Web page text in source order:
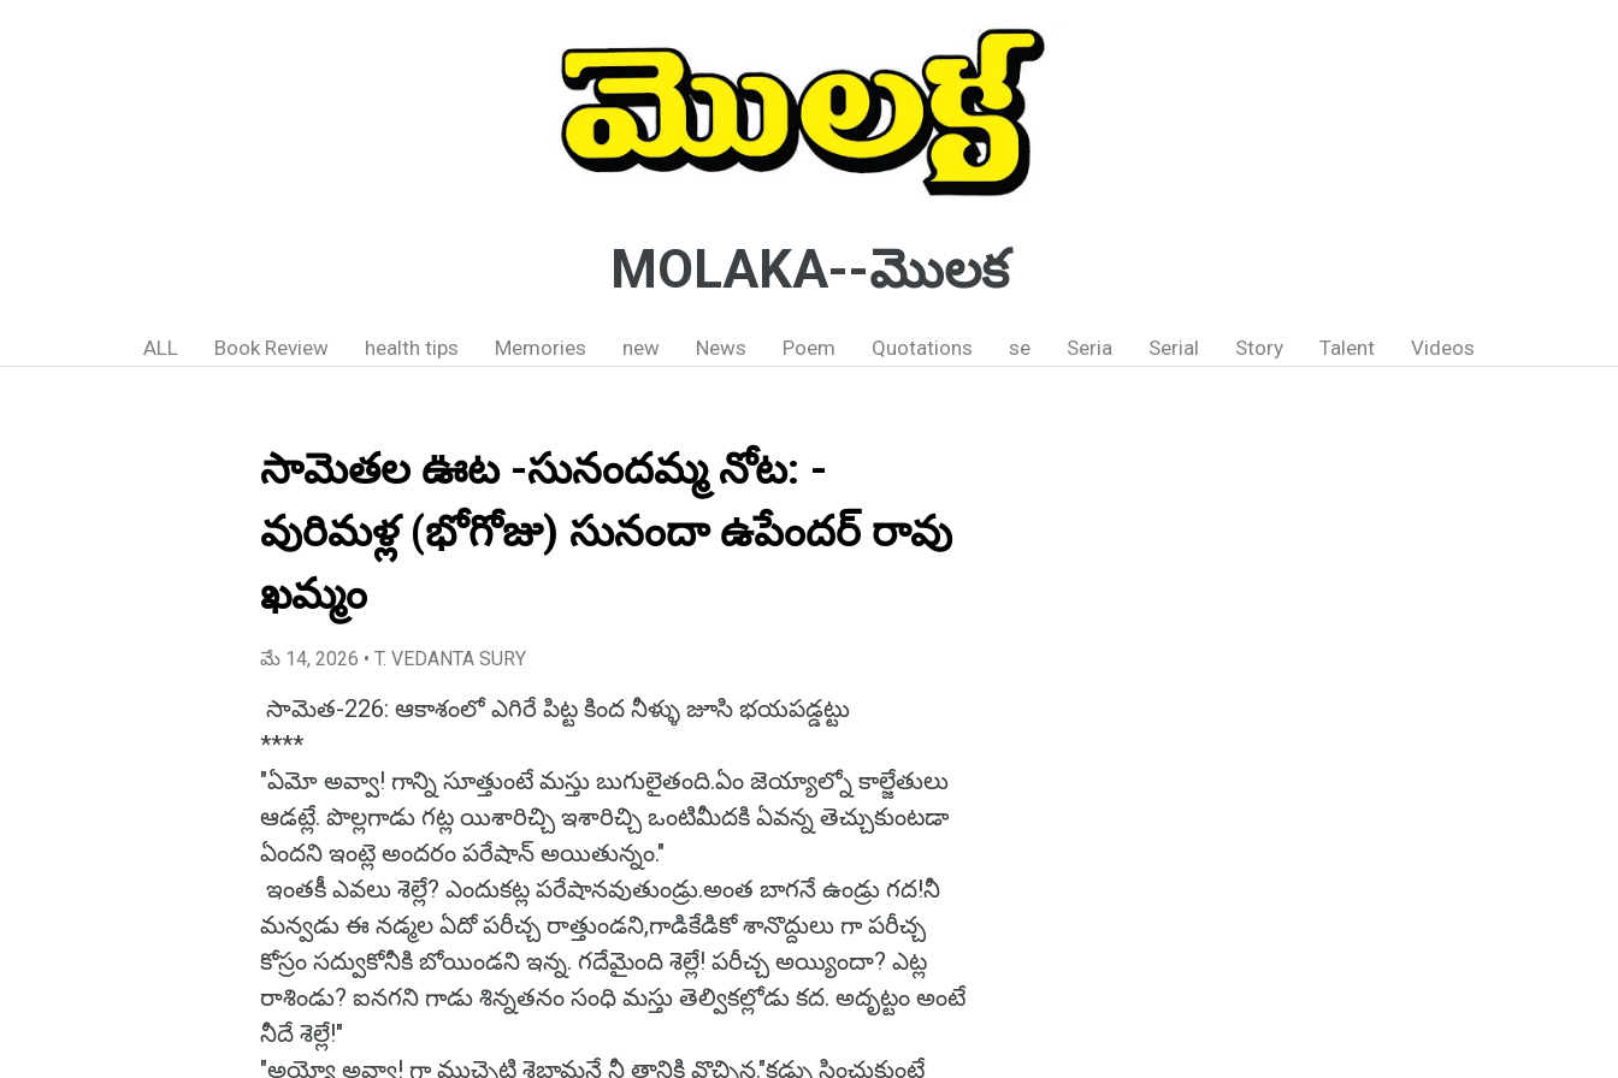
MOLAKA--మొలక
ALL Book Review health tips Memories new News Poem Quotations se Seria Serial Story Talent Videos
సామెతల ఊట -సునందమ్మ నోట: -
వురిమళ్ల (భోగోజు) సునందా ఉపేందర్ రావు
ఖమ్మం
మే 14, 2026 • T. VEDANTA SURY
సామెత-226: ఆకాశంలో ఎగిరే పిట్ట కింద నీళ్ళు జూసి భయపడ్డట్టు
****
"ఏమో అవ్వా! గాన్ని సూత్తుంటే మస్తు బుగులైతంది.ఏం జెయ్యాల్నో కాల్జేతులు
ఆడట్లే. పొల్లగాడు గట్ల యిశారిచ్చి ఇశారిచ్చి ఒంటిమీదకి ఏవన్న తెచ్చుకుంటడా
ఏందని ఇంట్లె అందరం పరేషాన్ అయితున్నం."
ఇంతకీ ఎవలు శెల్లే? ఎందుకట్ల పరేషానవుతుండ్రు.అంత బాగనే ఉండ్రు గద!నీ
మన్వడు ఈ నడ్మల ఏదో పరీచ్చ రాత్తుండని,గాడికేడికో శానొద్దులు గా పరీచ్చ
కోస్రం సద్వుకోనీకి బోయిండని ఇన్న. గదేమైంది శెల్లే! పరీచ్చ అయ్యిందా? ఎట్ల
రాశిండు? ఐనగని గాడు శిన్నతనం సంధి మస్తు తెల్వికల్లోడు కద. అదృట్టం అంటే
నీదే శెల్లే!"
"అయ్యో అవ్వా! గా ముచ్చెటి శెబ్దామనే నీ తానికి వొచ్చిన."కడ్పు సించుకుంటే